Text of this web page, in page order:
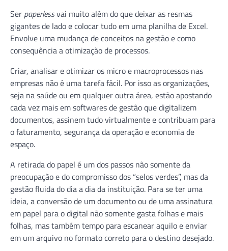
Ser paperlessvai muito além do que deixar as resmas
gigantes de lado e colocar tudo em uma planilha de Excel.
Envolve uma mudança de conceitos na gestão e como
consequência a otimização de processos.
Criar, analisar e otimizar os micro e macroprocessos nas
empresas não é uma tarefa fácil. Por isso as organizações,
seja na saúde ou em qualquer outra área, estão apostando
cada vez mais em softwares de gestão que digitalizem
documentos, assinem tudo virtualmente e contribuam para
o faturamento, segurança da operação e economia de
espaço.
A retirada do papel é um dos passos não somente da
preocupação e do compromisso dos “selos verdes”, mas da
gestão fluida do dia a dia da instituição. Para se ter uma
ideia, a conversão de um documento ou de uma assinatura
em papel para o digital não somente gasta folhas e mais
folhas, mas também tempo para escanear aquilo e enviar
em um arquivo no formato correto para o destino desejado.